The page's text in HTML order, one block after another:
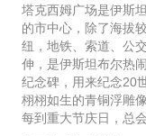
塔克西姆广场是伊斯
的市中心，除了海拔
纽，地铁、索道、公
伸，是伊斯坦布尔热
纪念碑，用来纪念20
栩栩如生的青铜浮雕
每到重大节庆日，总